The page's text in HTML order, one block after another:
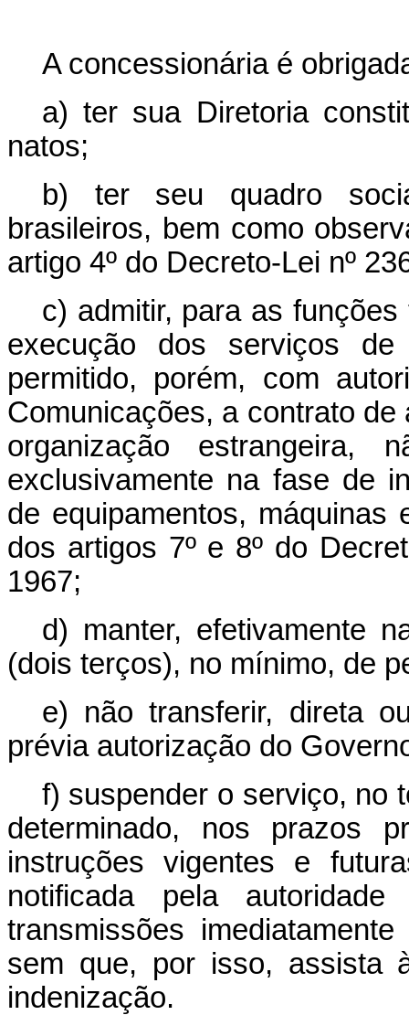
A concessionária é
a) ter sua Diretoria
natos;
b) ter seu quadro
brasileiros, bem como
artigo 4º do Decreto-Lei nº
c) admitir, para as
execução dos serviços de
permitido, porém, com
Comunicações, a contrato
organização
exclusivamente na fase de
de equipamentos, máquinas
dos artigos 7º e 8º do
1967;
d) manter, efetivamente
(dois terços), no mínimo, de
e) não transferir, direta
prévia autorização do
f) suspender o serviço, no
determinado, nos prazos
instruções vigentes e
notificada pela
transmissões
sem que, por isso, assista
indenização.